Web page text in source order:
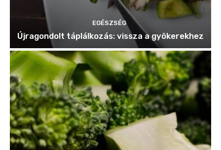
EGÉSZSÉG
Újragondolt táplálkozás: vissza a gyökerekhez